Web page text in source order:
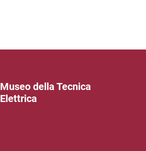
Museo della Tecnica
Elettrica